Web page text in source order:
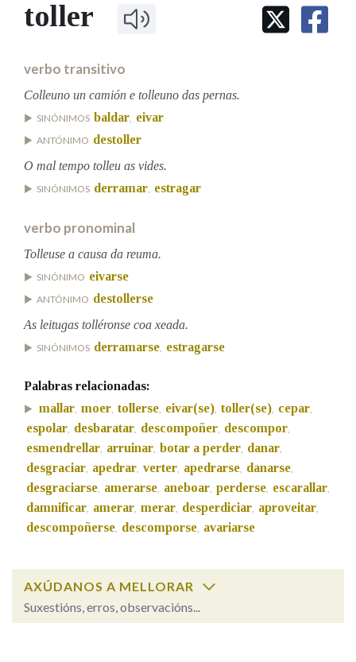
IDENTIDADE CORPORATIVA
MARCIAL DEL ADALID
FIGURAS HOMENAXEADAS
PRIMAVERA DAS LETRAS
Facebook
TwitterYoutubeInstagram
Bluesky
BUSCAR NOS LEMAS
Remata por
Contén
BUSCAR NO CONTIDO
Nas definicións
Na fraseoloxía
OUTRAS OPCIÓNS DE BUSCA
Marcas gramaticais
toller
verbo transitivo
Colleuno un camión e tolleuno das pernas.
SINÓNIMOS baldar, eivar
ANTÓNIMO destoller
O mal tempo tolleu as vides.
SINÓNIMOS derramar, estragar
verbo pronominal
Tolleuse a causa da reuma.
SINÓNIMO eivarse
ANTÓNIMO destollerse
As leitugas tolléronse coa xeada.
SINÓNIMOS derramarse, estragarse
Palabras relacionadas:
mallar, moer, tollerse, eivar(se), toller(se), cepar,
espolar, desbaratar, descompoñer, descompor,
esmendrellar, arruinar, botar a perder, danar,
desgraciar, apedrar, verter, apedrarse, danarse,
desgraciarse, amerarse, aneboar, perderse, escarallar,
damnificar, amerar, merar, desperdiciar, aproveitar,
descompoñerse, descomporse, avariarse
AXÚDANOS A MELLORAR
Suxestións, erros, observacións...